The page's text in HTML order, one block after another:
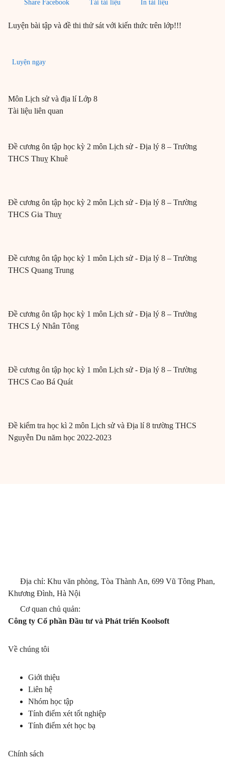
Share Facebook Tải tài liệu In tài liệu
Luyện bài tập và đề thi thử sát với kiến thức trên lớp!!!
Luyện ngay
Môn Lịch sử và địa lí Lớp 8
Tài liệu liên quan
Đề cương ôn tập học kỳ 2 môn Lịch sử - Địa lý 8 – Trường
THCS Thuỵ Khuê
Đề cương ôn tập học kỳ 2 môn Lịch sử - Địa lý 8 – Trường
THCS Gia Thuỵ
Đề cương ôn tập học kỳ 1 môn Lịch sử - Địa lý 8 – Trường
THCS Quang Trung
Đề cương ôn tập học kỳ 1 môn Lịch sử - Địa lý 8 – Trường
THCS Lý Nhân Tông
Đề cương ôn tập học kỳ 1 môn Lịch sử - Địa lý 8 – Trường
THCS Cao Bá Quát
Đề kiểm tra học kì 2 môn Lịch sử và Địa lí 8 trường THCS
Nguyễn Du năm học 2022-2023
Địa chỉ: Khu văn phòng, Tòa Thành An, 699 Vũ Tông Phan,
Khương Đình, Hà Nội
Cơ quan chủ quản:
Công ty Cổ phần Đầu tư và Phát triển Koolsoft
Về chúng tôi
Giới thiệu
Liên hệ
Nhóm học tập
Tính điểm xét tốt nghiệp
Tính điểm xét học bạ
Chính sách